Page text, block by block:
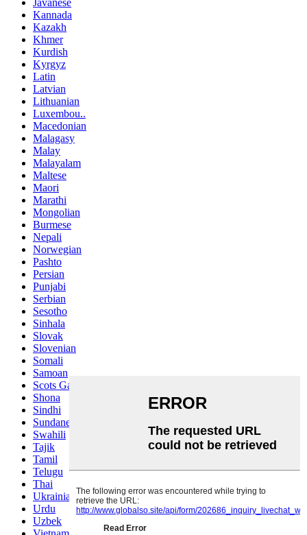
Javanese
Kannada
Kazakh
Khmer
Kurdish
Kyrgyz
Latin
Latvian
Lithuanian
Luxembou..
Macedonian
Malagasy
Malay
Malayalam
Maltese
Maori
Marathi
Mongolian
Burmese
Nepali
Norwegian
Pashto
Persian
Punjabi
Serbian
Sesotho
Sinhala
Slovak
Slovenian
Somali
Samoan
Scots Gaelic
Shona
Sindhi
Sundanese
Swahili
Tajik
Tamil
Telugu
Thai
Ukrainian
Urdu
Uzbek